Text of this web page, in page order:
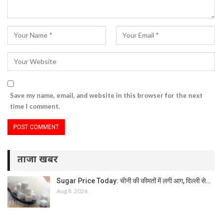
Save my name, email, and website in this browser for the next
time I comment.
ताजा खबर
Sugar Price Today: चीनी की कीमतों में लगी आग, दिल्ली से…
Aug 8, 2026